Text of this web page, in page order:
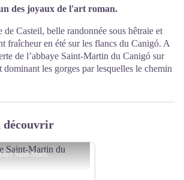
des joyaux de l'art roman.
Casteil, belle randonnée sous hêtraie et
fraîcheur en été sur les flancs du Canigó. A
de l’abbaye Saint-Martin du Canigó sur
les gorges par lesquelles le chemin
découvrir
Vue sur l'Abbaye Saint-Martin du Canigó - © Bernard Frankel - CD66